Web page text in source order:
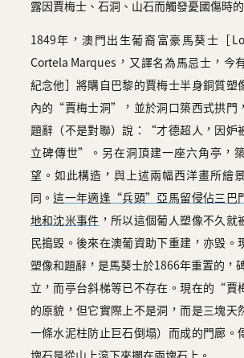
露因賈梅士、石洞、山石而觸發憂國傷時的
1849年，澳門出生葡裔富豪馬葵士［
Cortela Marques，又譯名為馬忌士，今
紀念他］將購自巴黎的賈梅士半身銅質塑
內的“賈梅士洞”，並於洞口築西式拱門
題辭（不是對聯）說：“才德超人，因妒
立碑傳世”。另在洞頂建一座六角亭，
望。如此構造，與上述兩幅西洋畫所繪
同。這一年適逢“兵頭”亞馬留侵佔三巴
地和沈米事件 ，所以這個葡人塑像不久就
民搗毁。後來在澳葡資助下重建，亦毁。
塑像和題辭，是馬葵士於1866年重置的，
立，而亭台斜梯等已不存在。現在的“賈
的原貌，但它實際上不是洞，而是三塊天
一條水泥柱防止巨石倒塌）而成的門廊。
塊石是從山上滾下來擱在兩塊石上。